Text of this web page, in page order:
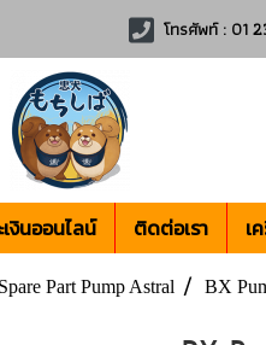
โทรศัพท์ : 01
เงินออนไลน์ ติดต่อเรา เ
Spare Part Pump Astral BX